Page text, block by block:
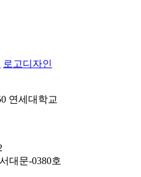
로고디자인
연세대학교
대문-0380호